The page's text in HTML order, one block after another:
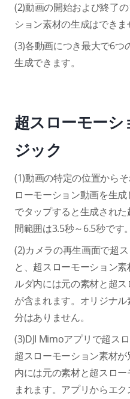
(2)動画の開始および終了
ション素材の生成はできま
(3)各動画につき最大で6つ
生成できます。
超スローモーシ
ジック
(1)動画の特定の位置から
ローモーション動画を生
でタップすると生成され
間範囲は3.5秒～6.5秒です
(2)カメラの再生画面で超
と、超スローモーション
ルダ内には元の素材と超
が含まれます。オリジナ
分はありません。
(3)DJI Mimoアプリで超ス
超スローモーション素材
内には元の素材と超スロ
まれます。アプリからエ